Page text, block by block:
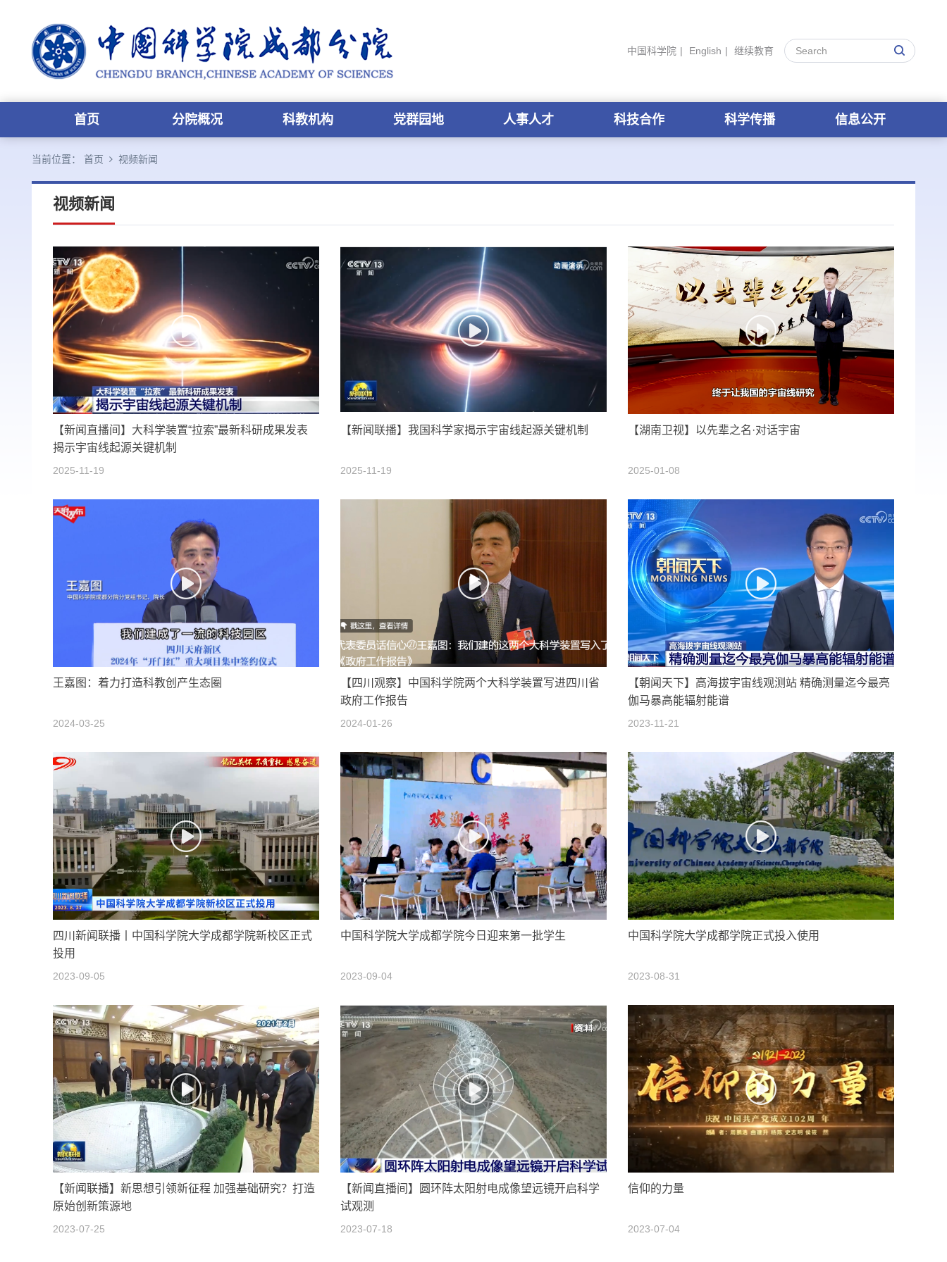
中国科学院 | English | 继续教育
首页 分院概况 科教机构 党群园地 人事人才 科技合作 科学传播 信息公开
当前位置： 首页 视频新闻
视频新闻
【新闻直播间】大科学装置“拉索”最新科研成果发表
揭示宇宙线起源关键机制
2025-11-19
【新闻联播】我国科学家揭示宇宙线起源关键机制
2025-11-19
【湖南卫视】以先辈之名·对话宇宙
2025-01-08
王嘉图：着力打造科教创产生态圈
2024-03-25
【四川观察】中国科学院两个大科学装置写进四川省
政府工作报告
2024-01-26
【朝闻天下】高海拔宇宙线观测站 精确测量迄今最亮
伽马暴高能辐射能谱
2023-11-21
四川新闻联播丨中国科学院大学成都学院新校区正式
投用
2023-09-05
中国科学院大学成都学院今日迎来第一批学生
2023-09-04
中国科学院大学成都学院正式投入使用
2023-08-31
【新闻联播】新思想引领新征程 加强基础研究？打造
原始创新策源地
2023-07-25
【新闻直播间】圆环阵太阳射电成像望远镜开启科学
试观测
2023-07-18
信仰的力量
2023-07-04